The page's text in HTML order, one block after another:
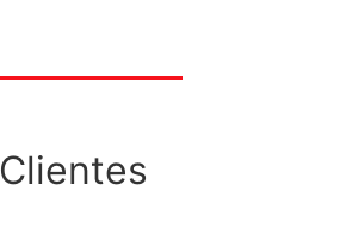
Clientes